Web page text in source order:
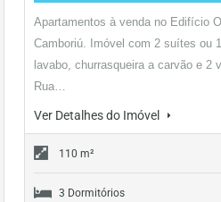
Apartamentos à venda no Edifício
Camboriú. Imóvel com 2 suítes ou
lavabo, churrasqueira a carvão e 2
Rua…
Ver Detalhes do Imóvel
110 m²
3 Dormitórios